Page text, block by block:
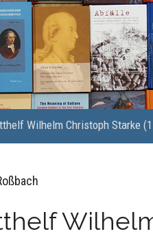
Wilhelm Christoph Starke